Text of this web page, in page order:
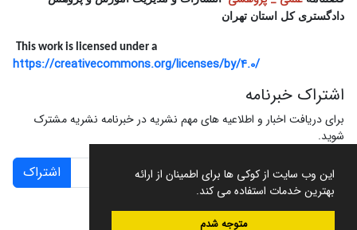
این وب سایت از کوکی ها برای اطمینان از ارائه
بهترین خدمات استفاده می کند.
متوجه شدم
دادگستری کل استان تهران
This work is licensed under a
https://creativecommons.org/licenses/by/4.0/
اشتراک خبرنامه
برای دریافت اخبار و اطلاعیه های مهم نشریه در خبرنامه نشریه مشترک
شوید.
اشتراک